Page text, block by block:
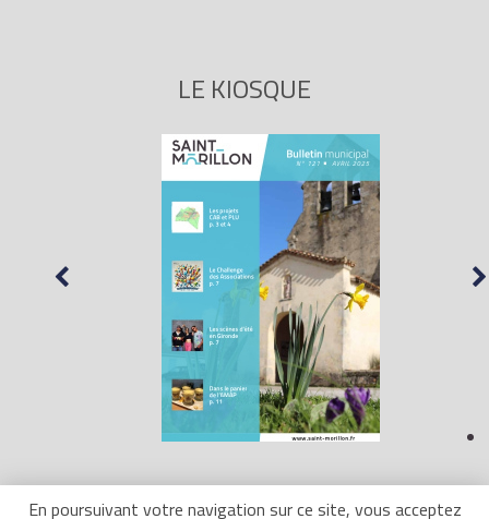
En poursuivant votre navigation sur ce site, vous acceptez
LE KIOSQUE